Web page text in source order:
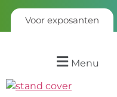
Voor exposanten
Menu